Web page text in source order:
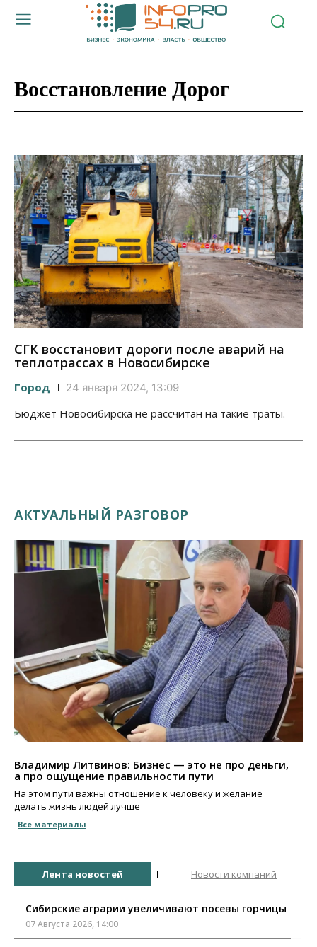
Восстановление Дорог
СГК восстановит дороги после аварий на
теплотрассах в Новосибирске
Город 24 января 2024, 13:09
Бюджет Новосибирска не рассчитан на такие траты.
АКТУАЛЬНЫЙ РАЗГОВОР
Владимир Литвинов: Бизнес — это не про деньги,
а про ощущение правильности пути
На этом пути важны отношение к человеку и желание
делать жизнь людей лучше
Все материалы
Лента новостей Новости компаний
Сибирские аграрии увеличивают посевы горчицы
07 Августа 2026, 14:00